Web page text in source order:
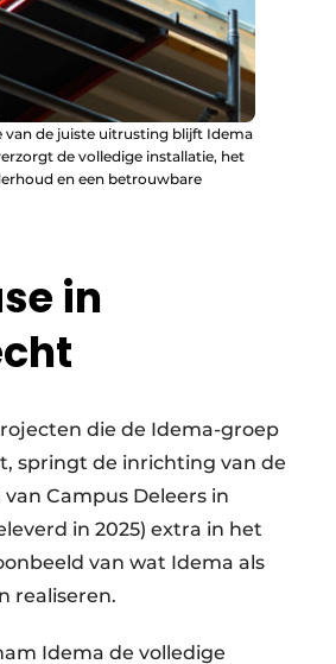
van de juiste uitrusting blijft Idema
de volledige installatie, het
en een betrouwbare
in
die de Idema-groep
springt de inrichting van de
Campus Deleers in
in 2025) extra in het
van wat Idema als
realiseren.
Idema de volledige